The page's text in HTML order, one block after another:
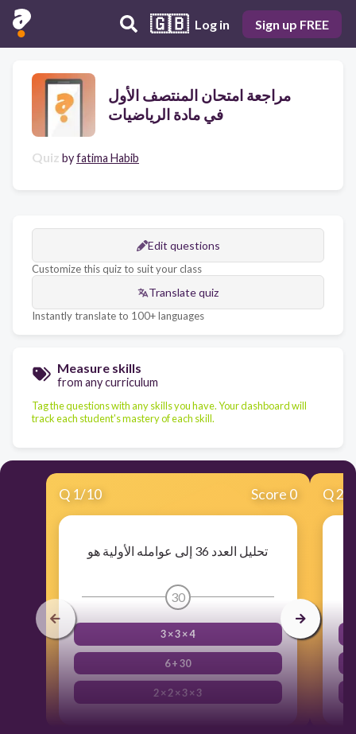
🇬🇧 Log in Sign up FREE
مراجعة امتحان المنتصف الأول
في مادة الرياضيات
Quiz byfatima Habib
Edit questions
Customize this quiz to suit your class
Translate quiz
Instantly translate to 100+ languages
Measure skills
from any curriculum
Tag the questions with any skills you have. Your dashboard will
track each student's mastery of each skill.
Q 1/10 Score 0
تحليل العدد 36 إلى عوامله الأولية هو
30
3 × 3 × 4
6 + 30
2 × 2 × 3 × 3
Q2